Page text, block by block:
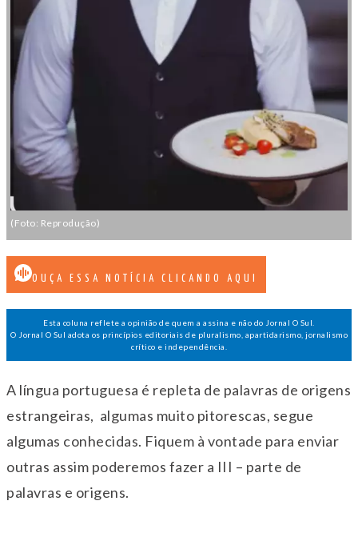
(Foto: Reprodução)
OUÇA ESSA NOTÍCIA CLICANDO AQUI
Esta coluna reflete a opinião de quem a assina e não do Jornal O Sul.
O Jornal O Sul adota os princípios editoriais de pluralismo, apartidarismo, jornalismo
crítico e independência.
A língua portuguesa é repleta de palavras de origens
estrangeiras, algumas muito pitorescas, segue
algumas conhecidas. Fiquem à vontade para enviar
outras assim poderemos fazer a III – parte de
palavras e origens.